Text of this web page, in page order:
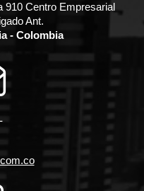
910 Centro Empresarial
Ant.
- Colombia